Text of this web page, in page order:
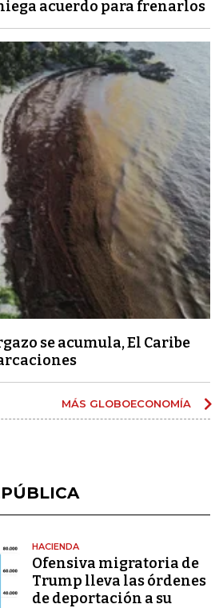
acuerdo para frenarlos
se acumula, El Caribe
MÁS GLOBOECONOMÍA
HACIENDA
Ofensiva migratoria de
Trump lleva las órdenes
de deportación a su